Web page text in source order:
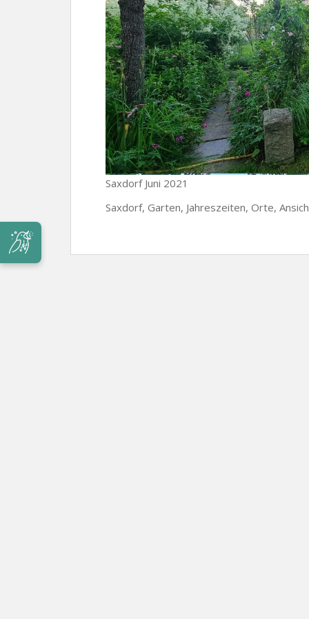
Saxdorf Juni 2021
Saxdorf, Garten, Jahreszeiten, Orte,